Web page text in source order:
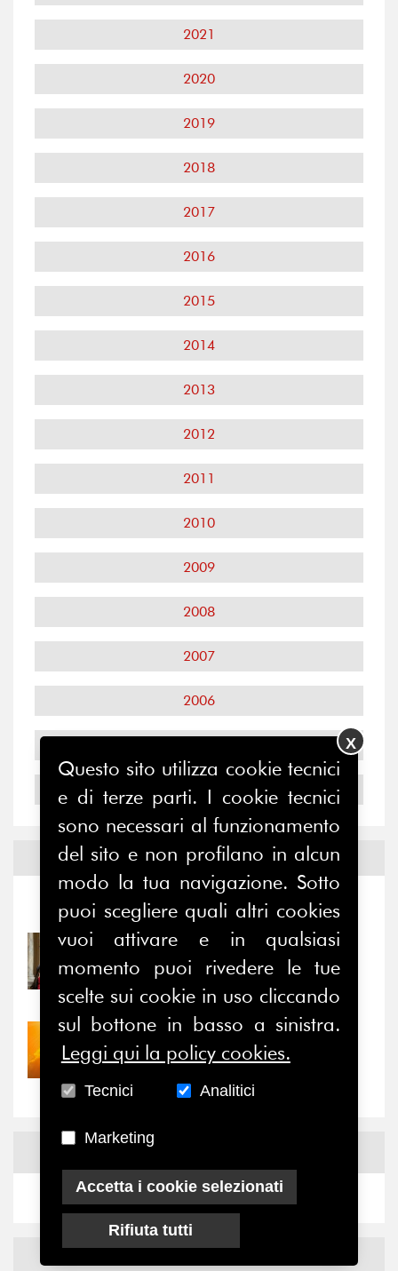
2021
2020
2019
2018
2017
2016
2015
2014
2013
2012
2011
2010
2009
2008
2007
2006
2004
Notizie edEventi
Notizie-Eventi
31/07/2026
Prima della pausa estiva,
il valore di...
Nove anni dopo la
“grande cecità”: la...
News
Questo sito utilizza cookie tecnici
e di terze parti. I cookie tecnici
sono necessari al funzionamento
del sito e non profilano in alcun
modo la tua navigazione. Sotto
puoi scegliere quali altri cookies
vuoi attivare e in qualsiasi
momento puoi rivedere le tue
scelte sui cookie in uso cliccando
sul bottone in basso a sinistra.
Leggi qui la policy cookies.
Tecnici Analitici
Marketing
Accetta i cookie selezionati
Rifiuta tutti
X